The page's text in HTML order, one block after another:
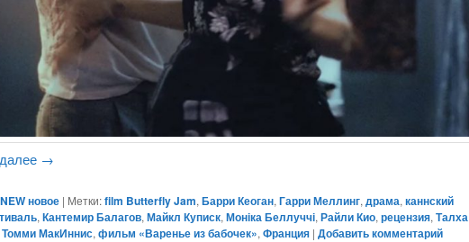
→
NEW новое | Метки: film Butterfly Jam,Барри Кеоган,Гарри Меллинг,драма,каннский
,Кантемир Балагов,Майкл Куписк,Моніка Беллуччі,Райли Кио,рецензия,Талха
Томми МакИннис,фильм «Варенье из бабочек»,Франция |Добавить комментарий